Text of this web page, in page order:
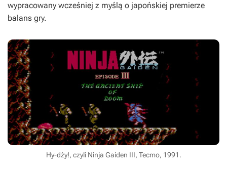
wypracowany wcześniej z myślą o japońskiej premierze
balans gry.
Hy-dży!, czyli Ninja Gaiden III, Tecmo, 1991.